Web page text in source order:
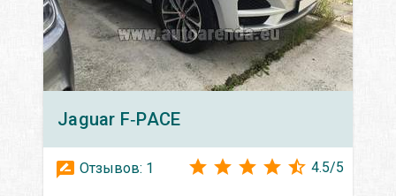
Jaguar F‑PACE
Отзывов: 1 4.5/5